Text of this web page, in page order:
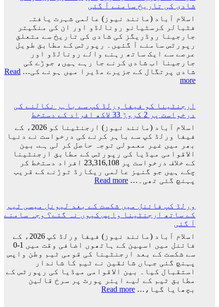
شادی کی تاریخ سامنے آ گئی
اسلام آباد (مانند نیوز) عالمی شہرت یافتہ
فٹبالر کرسٹیانو رونالڈو اور ان کی منگیتر
جارجینا روڈریگز کی شادی کی تاریخ سے متعلق
رپورٹس سامنے آ گئیں۔ رپورٹس کے مطابق طویل
عرصے سے ایک ساتھ رہنے والے رونالڈو اور
جارجینا اب شادی کرنے جا رہے ہیں، جوڑے کی
شادی پرتگال کے جزیرے مڈیرا میں ہونے کی… Read
more
:
اور
جارجینا
روڈریگز
کی
شادی
کی
تاریخ
سامنے
آ
گئی
ارجنٹینا کو فیفا ورلڈ کپ سے باہر نکالنے کی
درخواست پر 2 کروڑ 33 لاکھ افراد کے دستخط
اسلام آباد (مانند نیوز) ارجنٹینا کو 2026ء کے
فیفا ورلڈ کپ سے باہر کرنے کی درخواست نے دنیا
بھر میں غیر معمولی توجہ حاصل کر لی ہے. بین
الاقوامی میڈیا کی رپورٹس کے مطابق ارجنٹینا
کے خلاف درخواست پر 23,316,108 افراد دستخط کر
چکے ہیں جو گنیز عالمی ریکارڈ توڑنے کے قریب
پہنچ گئی تھی۔… Read more
:
فیفا
ورلڈ
باہر
نکالنے
کی
درخواست
پر
2
ورلڈ کپ فائنل میں شکست کے بعد لیونل میسی ٹیم
کے ساتھ ارجنٹینا واپس کیوں نہ گئے؟ وجہ سامنے
آ گئی
اسلام آباد (مانند نیوز) فیفا ورلڈ کپ 2026ء کے
فائنل میں اسپین کے ہاتھوں اضافی وقت میں 1-0
سے شکست کے بعد ارجنٹینا کی قومی ٹیم وطن واپس
پہنچ گئی جہاں شائقین نے ٹیم کا شاندار
استقبال کیا۔ بین الاقوامی میڈیا کی رپورٹس کے
مطابق ٹیم کے لیے ایئر پورٹ پر سرخ قالین
بچھایا گیا،… Read more
: